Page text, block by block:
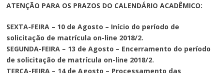
ATENÇÃO PARA OS PRAZOS DO CALENDÁRIO ACADÊMICO:
SEXTA-FEIRA – 10 de Agosto – Início do período de
solicitação de matrícula on-line 2018/2.
SEGUNDA-FEIRA – 13 de Agosto – Encerramento do período
de solicitação de matrícula on-line 2018/2.
TERÇA-FEIRA – 14 de Agosto – Processamento das